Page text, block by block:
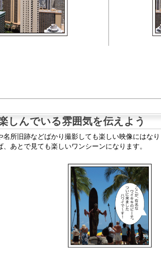
しんでいる雰囲気を伝えよう
所旧跡などばかり撮影しても楽しい映像にはな
あとで見ても楽しいワンシーンになります。